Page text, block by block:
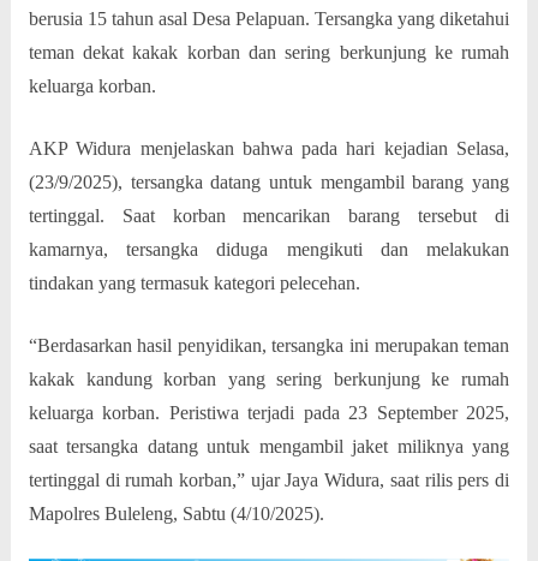
berusia 15 tahun asal Desa Pelapuan. Tersangka yang diketahui
teman dekat kakak korban dan sering berkunjung ke rumah
keluarga korban.
AKP Widura menjelaskan bahwa pada hari kejadian Selasa,
(23/9/2025), tersangka datang untuk mengambil barang yang
tertinggal. Saat korban mencarikan barang tersebut di
kamarnya, tersangka diduga mengikuti dan melakukan
tindakan yang termasuk kategori pelecehan.
“Berdasarkan hasil penyidikan, tersangka ini merupakan teman
kakak kandung korban yang sering berkunjung ke rumah
keluarga korban. Peristiwa terjadi pada 23 September 2025,
saat tersangka datang untuk mengambil jaket miliknya yang
tertinggal di rumah korban,” ujar Jaya Widura, saat rilis pers di
Mapolres Buleleng, Sabtu (4/10/2025).